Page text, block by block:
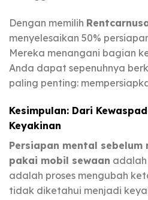
Dengan memilih
menyelesaikan 50%
Mereka menangani bagian
Anda dapat sepenuhnya
paling penting:
Kesimpulan: Dari
Keyakinan
Persiapan mental
pakai mobil sewaan adalah
adalah proses mengubah
tidak diketahui menjadi